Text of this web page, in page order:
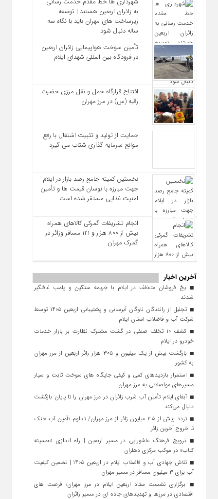
به زائران اربعین هستند | توسعه
زیرساخت ‌های مهران باید با نگاه سه‌
ساله دنبال شود
تأمین سوخت هواپیمایی زائران اربعین
در فرودگاه بین المللی شهدای ایلام
افتتاح قرارگاه حمل‌ و نقل مرزی حضرت
رقیه (س) در مرز مهران
حمایت از تولید و تثبیت اشتغال با رفع
موانع سرمایه‌ گذاری شتاب می‌ گیرد
نخستین کمیته جامع رصد بازار در ایلام
جهت مبارزه با نوسان قیمت‌ ها و تأمین
امنیت غذایی مستقر شده است
انجام تشریفات گمرکی کالاهای همراه
بیش از ۸۰۰ هزار و ۱۲۱ مسافر وزائر در
گمرک مهران
آخرین اخبار
یخ‌ فروشان متخلف در ایلام با جریمه سنگین و پلمب غافلگیر
شدند
تجلیل از رانندگان ناوگان آبرسانی و پشتیبانی اربعین ۱۴۰۵ توسط
شرکت آب و فاضلاب استان ایلام
کشف ۱۰ تخلف صنفی در گشت مشترک نظارت بر بازار خدمات
خودرو در ایلام
بازگشت بیش از یک میلیون و ۳۰۵ هزار زائر اربعین از مرز مهران
به کشور
استمرار بازدیدهای کمی و کیفی جایگاه‌ های سوخت ثابت و سیار
مسیرهای مواصلاتی به مرز مهران
آبفای ایلام تأمین آب شرب زائران در مرز مهران را تا پایان بازگشت
دنبال می‌کند
تردد بیش از ۲.۵ میلیون زائر از مرز مهران/ تداوم تأمین آب خنک
تا خروج آخرین زائر
ترویج فرهنگ عاشورایی در مسیر اربعین | راه‌ اندازی «حسینه
کتاب» در موکب مرکزی دهلران
تلاش جهادی آب و فاضلاب ایلام در اربعین ۱۴۰۵ | تضمین کیفیت
آب برای ۳ میلیون مسافر در مسیر مهران
برگزاری نشست ستاد اربعین ایلام در مرز مهران؛ فرصت‌ های
اقتصادی در مرزها و تهدیدهای جاده‌ ای در مسیر زائران